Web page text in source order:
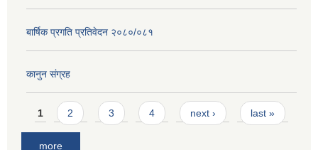
बार्षिक प्रगति प्रतिवेदन २०८०/०८१
कानुन संग्रह
Pages
1 2 3 4 next › last »
more